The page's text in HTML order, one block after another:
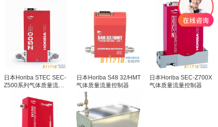
日本Horiba STEC SEC-
Z500系列气体质量流量
日本Horiba S48 32/HMT
气体质量流量控制器
日本Horiba SEC-Z700X
气体质量流量控制器